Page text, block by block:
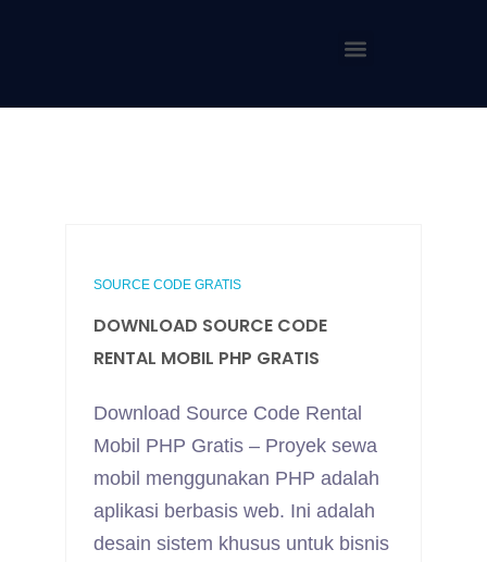
SOURCE CODE GRATIS
DOWNLOAD SOURCE CODE
RENTAL MOBIL PHP GRATIS
Download Source Code Rental
Mobil PHP Gratis – Proyek sewa
mobil menggunakan PHP adalah
aplikasi berbasis web. Ini adalah
desain sistem khusus untuk bisnis